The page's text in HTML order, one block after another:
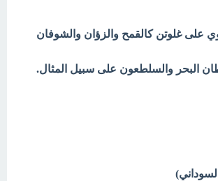
على غلوتن كالقمح والزؤان والشوفان
البحر والسلطعون على سبيل المثال.